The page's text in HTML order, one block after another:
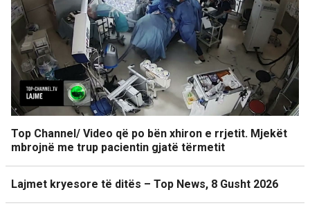
Top Channel/ Video që po bën xhiron e rrjetit. Mjekët
mbrojnë me trup pacientin gjatë tërmetit
Lajmet kryesore të ditës – Top News, 8 Gusht 2026